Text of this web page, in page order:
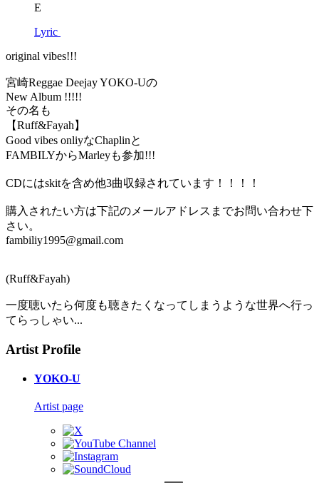
E
Lyric
original vibes!!!
宮崎Reggae Deejay YOKO-Uの
New Album !!!!!
その名も
【Ruff&Fayah】
Good vibes onliyなChaplinと
FAMBILYからMarleyも参加!!!
CDにはskitを含め他3曲収録されています！！！！
購入されたい方は下記のメールアドレスまでお問い合わせ下
さい。
fambiliy1995@gmail.com
(Ruff&Fayah)
一度聴いたら何度も聴きたくなってしまうような世界へ行っ
てらっしゃい...
Artist Profile
YOKO-U
Artist page